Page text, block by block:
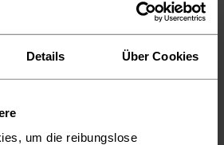
Details Über Cookies
um die reibungslose